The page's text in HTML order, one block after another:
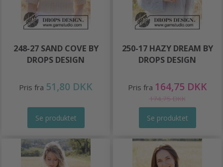
248-27 SAND COVE BY
DROPS DESIGN
Pris fra 51,80 DKK
Se produktet
250-17 HAZY DREAM BY
DROPS DESIGN
Pris fra 164,75 DKK
174,75 DKK
Se produktet